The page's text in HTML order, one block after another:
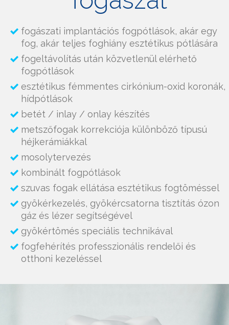
fogászati implantációs fogpótlások, akár egy
fog, akár teljes foghiány esztétikus pótlására
fogeltávolítás után közvetlenül elérhető
fogpótlások
esztétikus fémmentes cirkónium-oxid koronák,
hídpótlások
betét / inlay / onlay készítés
metszőfogak korrekciója különböző típusú
héjkerámiákkal
mosolytervezés
kombinált fogpótlások
szuvas fogak ellátása esztétikus fogtöméssel
gyökérkezelés, gyökércsatorna tisztítás ózon
gáz és lézer segítségével
gyökértömés speciális technikával
fogfehérítés professzionális rendelői és
otthoni kezeléssel